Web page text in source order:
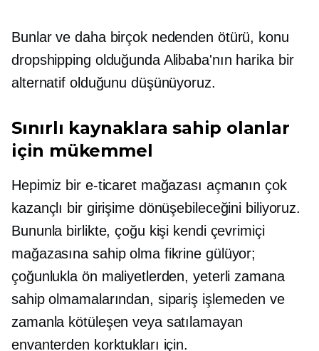
Bunlar ve daha birçok nedenden ötürü, konu
dropshipping olduğunda Alibaba'nın harika bir
alternatif olduğunu düşünüyoruz.
Sınırlı kaynaklara sahip olanlar
için mükemmel
Hepimiz bir e-ticaret mağazası açmanın çok
kazançlı bir girişime dönüşebileceğini biliyoruz.
Bununla birlikte, çoğu kişi kendi çevrimiçi
mağazasına sahip olma fikrine gülüyor;
çoğunlukla ön maliyetlerden, yeterli zamana
sahip olmamalarından, sipariş işlemeden ve
zamanla kötüleşen veya satılamayan
envanterden korktukları için.